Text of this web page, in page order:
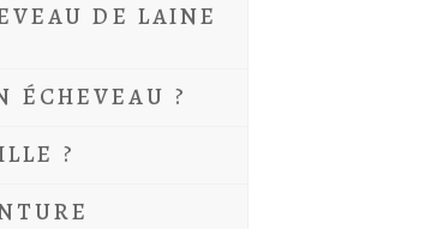
DE LAINE
ÉCHEVEAU ?
?